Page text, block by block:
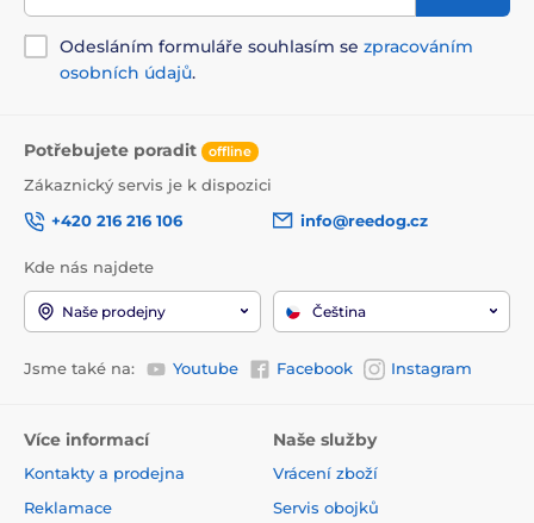
Odesláním formuláře souhlasím se zpracováním
osobních údajů.
Potřebujete poradit offline
Zákaznický servis je k dispozici
+420 216 216 106
info@reedog.cz
Kde nás najdete
Naše prodejny Čeština
Jsme také na: Youtube Facebook Instagram
Více informací
Kontakty a prodejna
Reklamace
Naše služby
Vrácení zboží
Servis obojků